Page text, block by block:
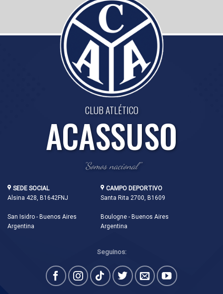
CLUB ATLÉTICO
ACASSUSO
"Somos nacional"
SEDE SOCIAL
Alsina 428, B1642FNJ
San Isidro - Buenos Aires
Argentina
CAMPO DEPORTIVO
Santa Rita 2700, B1609
Boulogne - Buenos Aires
Argentina
Seguinos: